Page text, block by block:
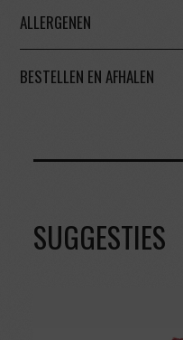
ALLERGENEN
BESTELLEN EN AFHALEN
SUGGESTIES